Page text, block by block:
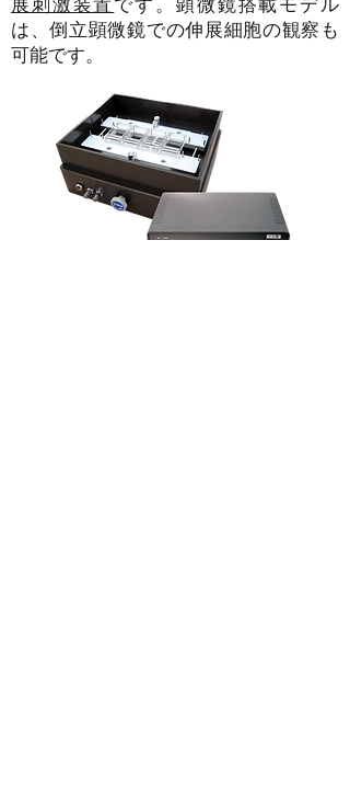
展刺激装置 です。顕微鏡搭載モデル
は、倒立顕微鏡での伸展細胞の観察も
可能です。